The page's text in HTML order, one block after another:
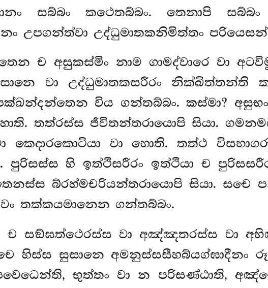
සබ්බං කථෙතබ්බං. තෙනාපි
උපගන්ත්වා උද්ධුමාතකනිමිත්තං
ච අසුකස්මිං නාම ගාමද්වාරෙ වා
වා උද්ධුමාතකසරීරං නික්ඛිත්තන්ති
විය ගන්තබ්බං. කස්මා? අසුභං
තත්රස්ස ජීවිතන්තරායොපි සියා.
කෙදාරකොටියා වා හොති. තත්ථ
පුරිසස්ස හි ඉත්ථිසරීරං ඉත්ථියා ච
බ්රහ්මචරියන්තරායොපි සියා. සචෙ පන
තක්කයමානෙන ගන්තබ්බං.
ච සඞ්ඝත්ථෙරස්ස වා අඤ්ඤතරස්ස වා
හිස්ස සුසානෙ අමනුස්සසීහබ්යග්ඝාදීනං
භුත්තං වා න පරිසණ්ඨාති,